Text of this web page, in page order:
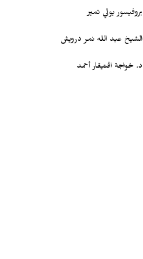
بروفيسور يولي تمير
الشيخ عبد الله نمر درويش
د. خواجة افتيقار أحمد